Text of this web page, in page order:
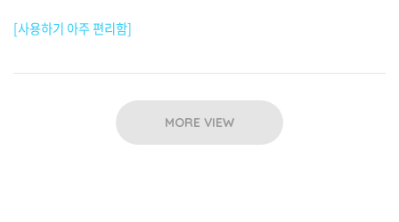
[사용하기 아주 편리함]
MORE VIEW